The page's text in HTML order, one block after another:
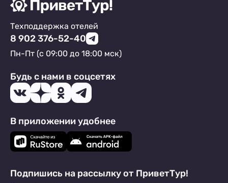
Техподдержка отелей
8 902 376-52-40
Пн-Пт (с 09:00 до 18:00 мск)
Будь с нами в соцсетях
В приложении удобнее
Подпишись на рассылку от ПриветТур!